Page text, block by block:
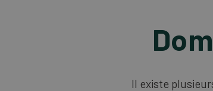
Il existe